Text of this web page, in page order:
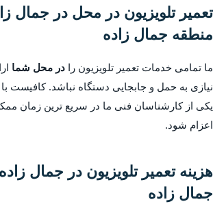
تعمیر تلویزیون در محل در جمال
منطقه جمال زاده
ما تمامی خدمات تعمیر تلویزیون را در محل شما
نیازی به حمل و جابجایی دستگاه نباشد. کافیست با
یکی از کارشناسان فنی ما در سریع ترین زمان
اعزام شود.
هزینه تعمیر تلویزیون در جمال
جمال زاده